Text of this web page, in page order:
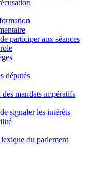
participer aux séances
députés
mandats impératifs
signaler les intérêts
du parlement